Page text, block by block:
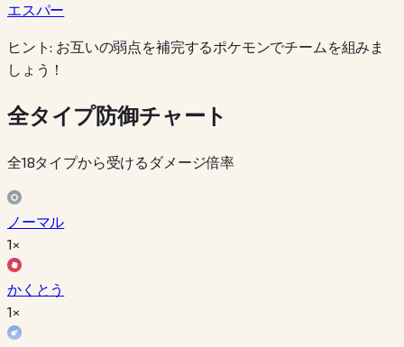
エスパー
ヒント: お互いの弱点を補完するポケモンでチームを組みま
しょう！
全タイプ防御チャート
全18タイプから受けるダメージ倍率
ノーマル
1×
かくとう
1×